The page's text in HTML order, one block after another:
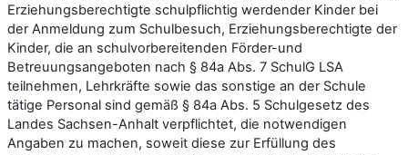
Erziehungsberechtigte schulpflichtig werdender Kinder bei
der Anmeldung zum Schulbesuch, Erziehungsberechtigte der
Kinder, die an schulvorbereitenden Förder-und
Betreuungsangeboten nach § 84a Abs. 7 SchulG LSA
teilnehmen, Lehrkräfte sowie das sonstige an der Schule
tätige Personal sind gemäß § 84a Abs. 5 Schulgesetz des
Landes Sachsen-Anhalt verpflichtet, die notwendigen
Angaben zu machen, soweit diese zur Erfüllung des